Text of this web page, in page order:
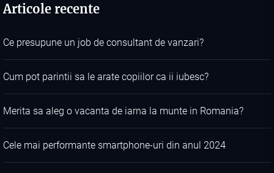
Articole recente
Ce presupune un job de consultant de vanzari?
Cum pot parintii sa le arate copiilor ca ii iubesc?
Merita sa aleg o vacanta de iarna la munte in Romania?
Cele mai performante smartphone-uri din anul 2024